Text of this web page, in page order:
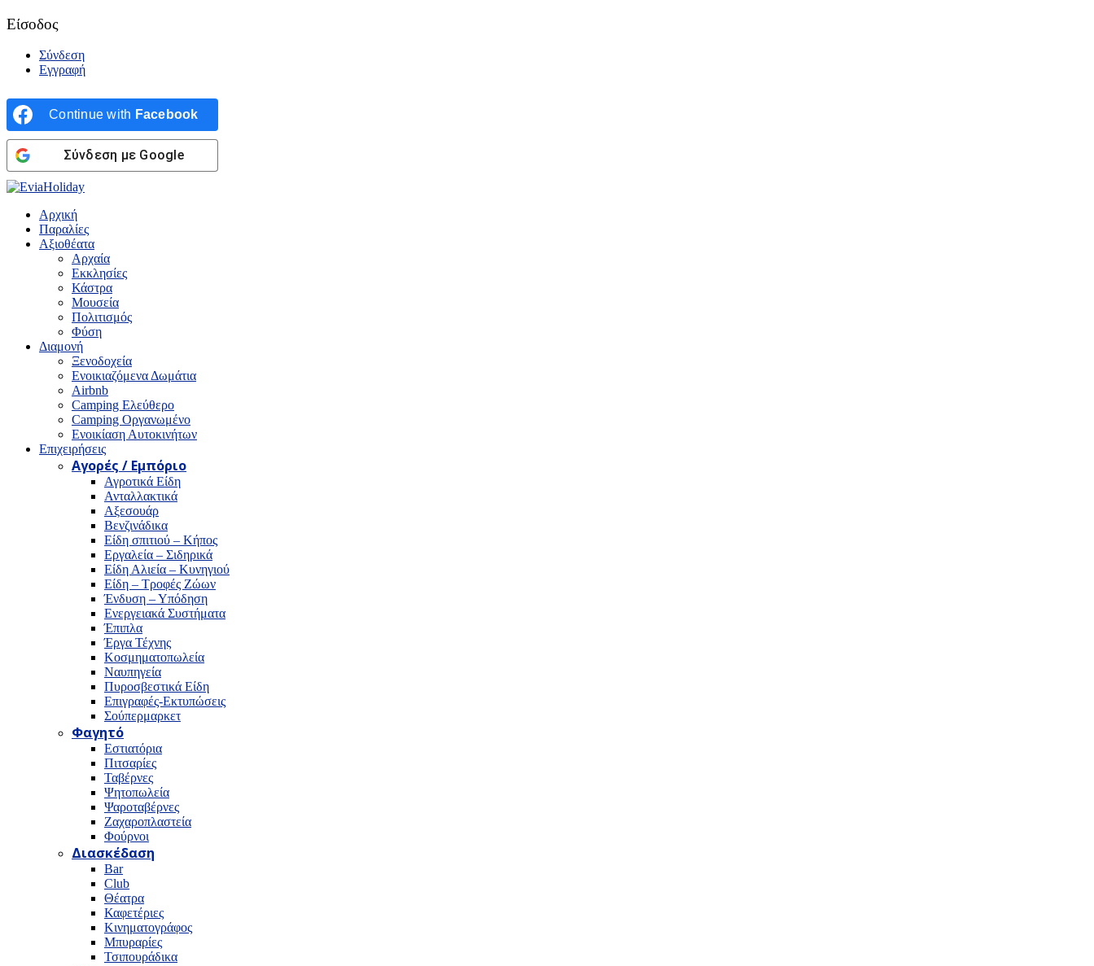
Είσοδος
Σύνδεση
Εγγραφή
Continue with Facebook
Σύνδεση με Google
Αρχική
Παραλίες
Αξιοθέατα
Αρχαία
Εκκλησίες
Κάστρα
Μουσεία
Πολιτισμός
Φύση
Διαμονή
Ξενοδοχεία
Ενοικιαζόμενα Δωμάτια
Airbnb
Camping Ελεύθερο
Camping Οργανωμένο
Ενοικίαση Αυτοκινήτων
Επιχειρήσεις
Αγορές / Εμπόριο
Αγροτικά Είδη
Ανταλλακτικά
Αξεσουάρ
Βενζινάδικα
Είδη σπιτιού – Κήπος
Εργαλεία – Σιδηρικά
Είδη Αλιεία – Κυνηγιού
Είδη – Τροφές Ζώων
Ένδυση – Υπόδηση
Ενεργειακά Συστήματα
Έπιπλα
Έργα Τέχνης
Κοσμηματοπωλεία
Ναυπηγεία
Πυροσβεστικά Είδη
Επιγραφές-Εκτυπώσεις
Σούπερμαρκετ
Φαγητό
Εστιατόρια
Πιτσαρίες
Ταβέρνες
Ψητοπωλεία
Ψαροταβέρνες
Ζαχαροπλαστεία
Φούρνοι
Διασκέδαση
Bar
Club
Θέατρα
Καφετέριες
Κινηματογράφος
Μπυραρίες
Τσιπουράδικα